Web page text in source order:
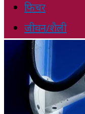
फिचर
जीवन/शैली